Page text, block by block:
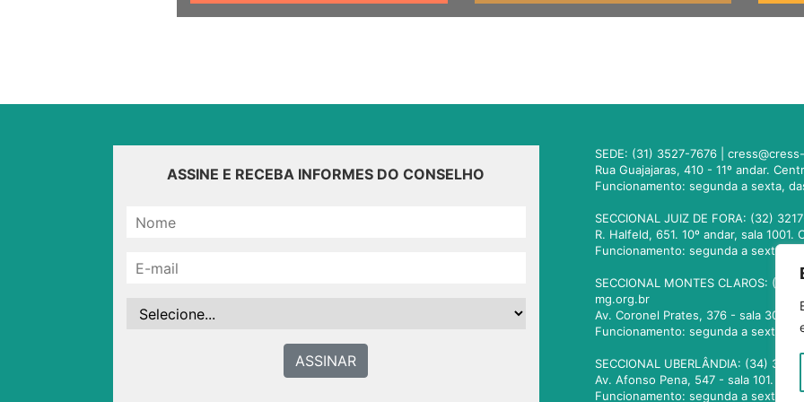
ASSINE E RECEBA INFORMES DO CONSELHO
ASSINAR
SEDE: (31) 3527-7676 |
Rua Guajajaras, 410 - 11º andar.
Funcionamento: segunda a sexta,
SECCIONAL JUIZ DE FORA: (32)
R. Halfeld, 651. 10º andar, sala
Funcionamento: segunda a sexta,
SECCIONAL MONTES CLAROS:
mg.org.br
Av. Coronel Prates, 376 - sala 301.
Funcionamento: segunda a sexta,
SECCIONAL UBERLÂNDIA: (34)
Av. Afonso Pena, 547 - sala 101.
Funcionamento: segunda a sexta,